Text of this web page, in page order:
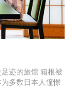
旅馆 箱根被
多数日本人憧憬